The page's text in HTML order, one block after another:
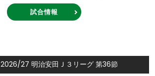
試合情報
2026/27 明治安田Ｊ３リーグ 第36節